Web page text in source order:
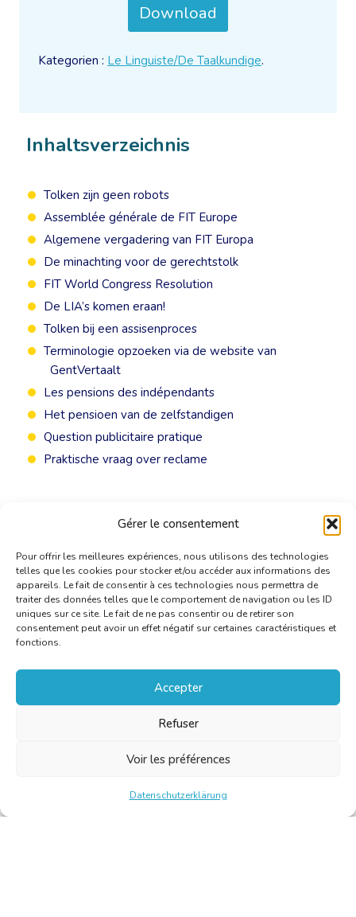
Gérer le consentement
Pour offrir les meilleures expériences, nous utilisons des technologies
telles que les cookies pour stocker et/ou accéder aux informations des
appareils. Le fait de consentir à ces technologies nous permettra de
traiter des données telles que le comportement de navigation ou les ID
uniques sur ce site. Le fait de ne pas consentir ou de retirer son
consentement peut avoir un effet négatif sur certaines caractéristiques et
fonctions.
Accepter
Refuser
Voir les préférences
Datenschutzerklärung
Inhaltsverzeichnis
Tolken zijn geen robots
Assemblée générale de FIT Europe
Algemene vergadering van FIT Europa
De minachting voor de gerechtstolk
FIT World Congress Resolution
De LIA’s komen eraan!
Tolken bij een assisenproces
Terminologie opzoeken via de website van
GentVertaalt
Les pensions des indépendants
Het pensioen van de zelfstandigen
Question publicitaire pratique
Praktische vraag over reclame
Download
Kategorien : Le Linguiste/De Taalkundige.